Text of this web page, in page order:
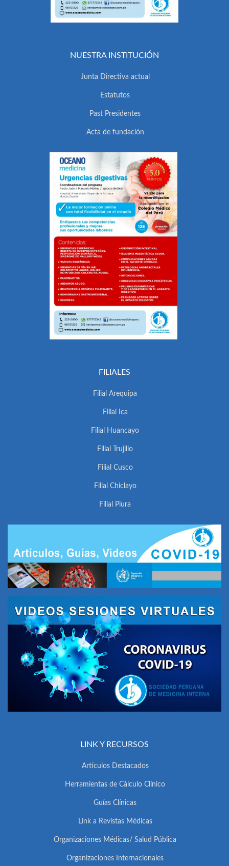
NUESTRA INSTITUCIÓN
Junta Directiva actual
Estatutos
Past Presidentes
Acta de fundación
FILIALES
Filial Arequipa
Filial Ica
Filial Huancayo
Filial Trujillo
Filial Cusco
Filial Chiclayo
Filial Piura
LINK Y RECURSOS
Artículos Destacados
Herramientas de Cálculo Clínico
Guías Clínicas
Link a Revistas Médicas
Organizaciones Médicas/ Salud Pública
Organizaciones Internacionales